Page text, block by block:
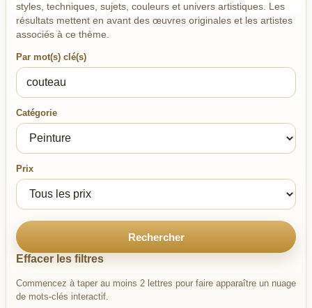
styles, techniques, sujets, couleurs et univers artistiques. Les
résultats mettent en avant des œuvres originales et les artistes
associés à ce thème.
Par mot(s) clé(s)
Catégorie
Prix
Rechercher
Effacer les filtres
Commencez à taper au moins 2 lettres pour faire apparaître un nuage
de mots-clés interactif.